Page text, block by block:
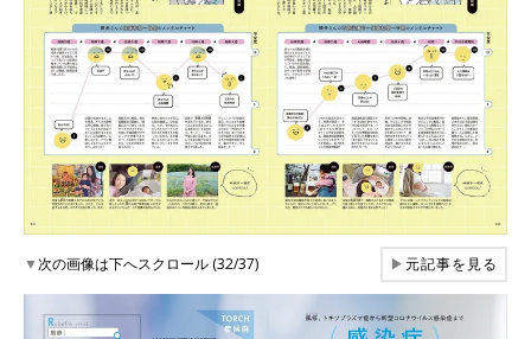
▼次の画像は下へスクロール (32/37) ▶元記事を見る